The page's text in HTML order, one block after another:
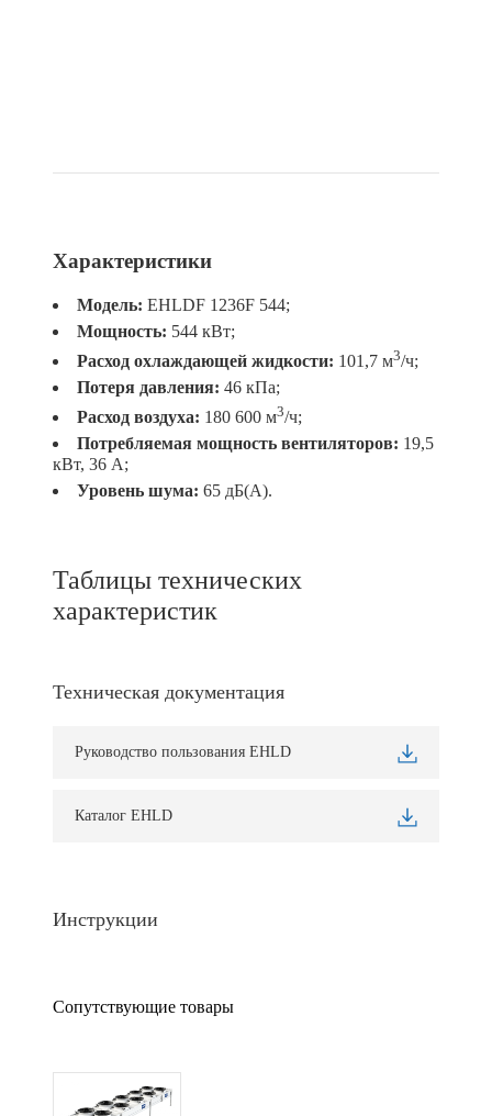
Характеристики
Модель: EHLDF 1236F 544;
Мощность: 544 кВт;
Расход охлаждающей жидкости: 101,7 м3/ч;
Потеря давления: 46 кПа;
Расход воздуха: 180 600 м3/ч;
Потребляемая мощность вентиляторов: 19,5
кВт, 36 А;
Уровень шума: 65 дБ(А).
Таблицы технических
характеристик
Техническая документация
Руководство пользования EHLD
Каталог EHLD
Инструкции
Сопутствующие товары